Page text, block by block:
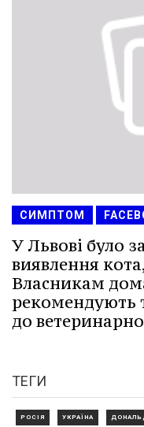
СИМПТОМ
У Львові було
виявлення
Власникам
рекомендують
до
ТЕГИ
РОСІЯ УКРАЇНА